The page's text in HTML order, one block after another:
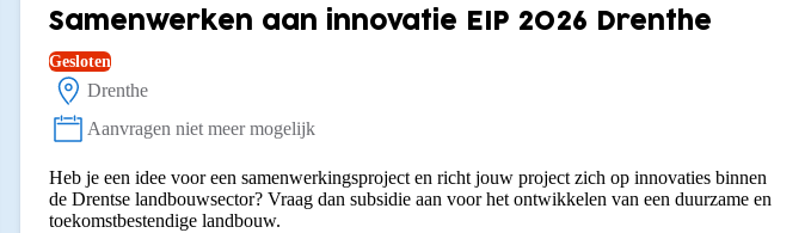
Samenwerken aan innovatie EIP 2026 Drenthe
Gesloten
Locatie:
Drenthe
Status:
Aanvragen niet meer mogelijk
Heb je een idee voor een samenwerkingsproject en richt jouw project zich op innovaties binnen
de Drentse landbouwsector? Vraag dan subsidie aan voor het ontwikkelen van een duurzame en
toekomstbestendige landbouw.